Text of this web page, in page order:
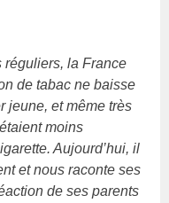
réguliers, la France
de tabac ne baisse
jeune, et même très
moins
Aujourd’hui, il
et nous raconte ses
de ses parents